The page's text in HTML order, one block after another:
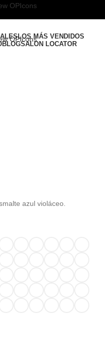
OPIcons
OPIcons
LOS MÁS VENDIDOS
BLOGSALON LOCATOR
azul violáceo.